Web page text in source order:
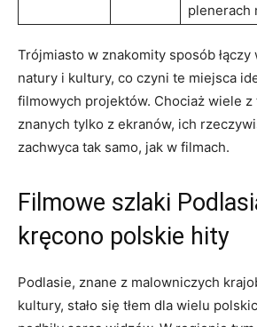
plenerach
Trójmiasto‌ w znakomity sposób
⁢natury i ⁢kultury,⁣ co czyni te miejsca
filmowych projektów.‌ Chociaż wiele
znanych tylko z ekranów, ich
zachwyca tak samo, jak w filmach.
Filmowe szlaki
kręcono polskie hity
Podlasie, znane‍ z malowniczych
kultury, stało‌ się ​tłem dla wielu